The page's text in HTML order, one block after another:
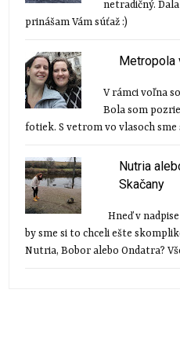
netradičný.
prinášam Vám súťaž :)
Metropola
V rámci voľna
Bola som
fotiek. S vetrom vo vlasoch sme
Nutria
Skačany
Hneď v
by sme si to chceli ešte
Nutria, Bobor alebo Ondatra?